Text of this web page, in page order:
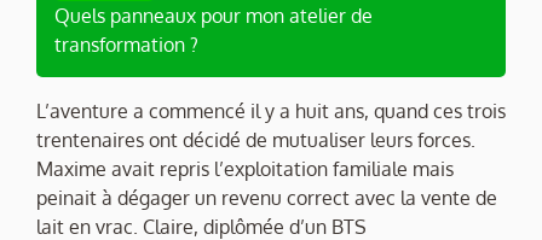
Quels panneaux pour mon atelier de
transformation ?
L’aventure a commencé il y a huit ans, quand ces trois
trentenaires ont décidé de mutualiser leurs forces.
Maxime avait repris l’exploitation familiale mais
peinait à dégager un revenu correct avec la vente de
lait en vrac. Claire, diplômée d’un BTS